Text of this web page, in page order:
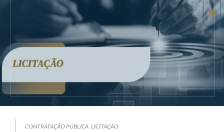
CONTRATAÇÃO PÚBLICA LICITAÇÃO